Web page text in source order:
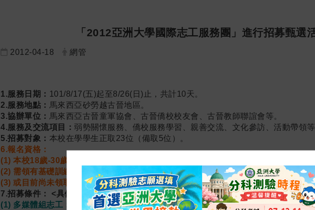
「2012亞洲大學國際志工服務團」進行招募甄選
2012-04-18 網管
1.服務日期： 101/8/17(五)起至8/26(日)止，共計10天。
2.服務地點： 馬來西亞砂勞越古晉地區。
3.協辦單位： 馬來西亞古晉童軍協會、古晉僑校校友會、古晉教師聯誼會等。
4.服務及交流項目： 弱勢關懷服務、僑校服務學習、親善交流、文化參訪、活動帶領
5.招募對象： 本校在學學生正取23位（備取5位）。
6.報名資格：
(1) 本校18歲-30歲之學生，不分男女、不分學院/系。
(2) 需領有基礎訓練及特殊訓練結業證書或志願服務紀錄冊。
(3) 或目前尚未領取志願服務紀錄冊，但服務時數達200小時以上。
7.招募條件： <具備其一條件(1)或(2)>
(1) 多媒體組志工：
具撰寫新聞稿、活動拍照/攝影及成果影片剪輯等特殊專長。